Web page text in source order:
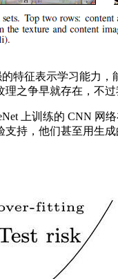
征表示学习能力，
之争早就存在，不
上训练的 CNN 网
持，他们甚至用生